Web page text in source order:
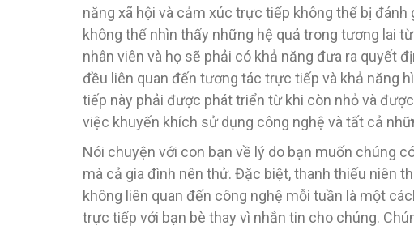
năng xã hội và cảm xúc trực tiếp không thể bị
không thể nhìn thấy những hệ quả trong tương lai
nhân viên và họ sẽ phải có khả năng đưa ra quyết
đều liên quan đến tương tác trực tiếp và khả năng
tiếp này phải được phát triển từ khi còn nhỏ và
việc khuyến khích sử dụng công nghệ và tất cả
Nói chuyện với con bạn về lý do bạn muốn chúng
mà cả gia đình nên thử. Đặc biệt, thanh thiếu niên
không liên quan đến công nghệ mỗi tuần là một
trực tiếp với bạn bè thay vì nhắn tin cho chúng.